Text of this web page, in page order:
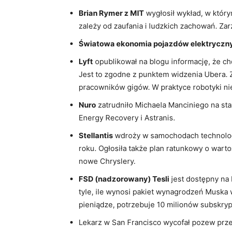
Brian Rymer z MIT wygłosił wykład, w
zależy od zaufania i ludzkich zachowań.
Światowa ekonomia pojazdów
Lyft opublikował na blogu informację, że
Jest to zgodne z punktem widzenia
pracowników gigów. W praktyce robotyki
Nuro zatrudniło Michaela Manciniego na
Energy Recovery i Astranis.
Stellantis wdroży w samochodach
roku. Ogłosiła także plan ratunkowy o
nowe Chryslery.
FSD (nadzorowany) Tesli jest dostępny
tyle, ile wynosi pakiet wynagrodzeń Muska
pieniądze, potrzebuje 10 milionów
Lekarz w San Francisco wycofał pozew